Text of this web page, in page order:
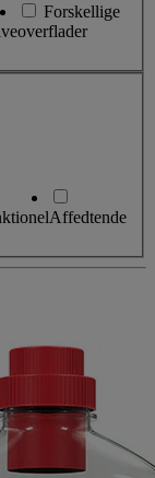
Forskellige
overflader
Affedtende